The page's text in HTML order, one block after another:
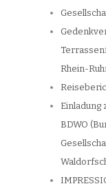
Rhein-
Einladung
BDWO